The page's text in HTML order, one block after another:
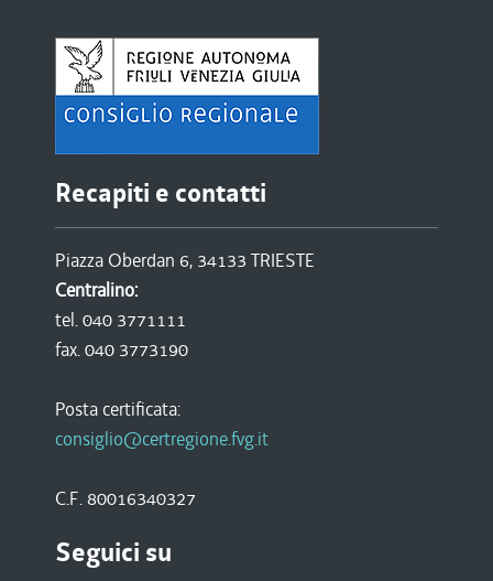
Recapiti e contatti
Piazza Oberdan 6, 34133 TRIESTE
Centralino:
tel. 040 3771111
fax. 040 3773190
Posta certificata:
consiglio@certregione.fvg.it
C.F. 80016340327
Seguici su